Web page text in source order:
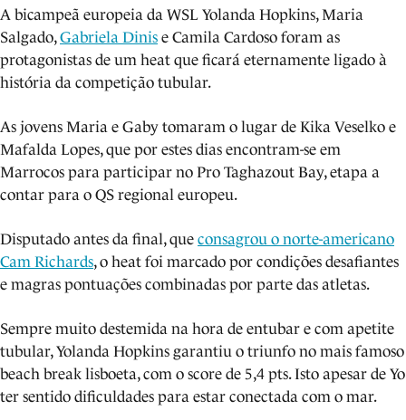
A bicampeã europeia da WSL Yolanda Hopkins, Maria
Salgado,Gabriela Dinis e Camila Cardoso foram as
protagonistas de um heat que ficará eternamente ligado à
história da competição tubular.
As jovens Maria e Gaby tomaram o lugar de Kika Veselko e
Mafalda Lopes, que por estes dias encontram-se em
Marrocos para participar no Pro Taghazout Bay, etapa a
contar para o QS regional europeu.
Disputado antes da final, que consagrou o norte-americano
Cam Richards, o heat foi marcado por condições desafiantes
e magras pontuações combinadas por parte das atletas.
Sempre muito destemida na hora de entubar e com apetite
tubular, Yolanda Hopkins garantiu o triunfo no mais famoso
beach break lisboeta, com o score de 5,4 pts. Isto apesar de Yo
ter sentido dificuldades para estar conectada com o mar.